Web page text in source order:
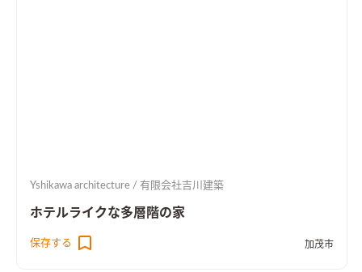
Yshikawa architecture / 有限会社吉川建築
ホテルライクな多層階の家
保存する 加茂市